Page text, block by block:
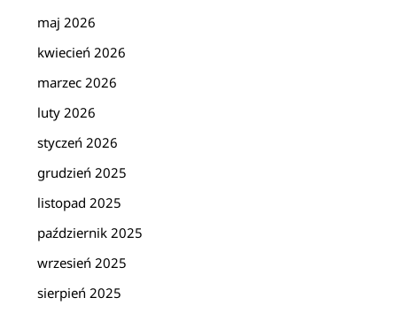
maj 2026
kwiecień 2026
marzec 2026
luty 2026
styczeń 2026
grudzień 2025
listopad 2025
październik 2025
wrzesień 2025
sierpień 2025